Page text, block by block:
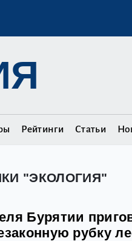
Рейтинги Статьи
"ЭКОЛОГИЯ"
Бурятии
рубку